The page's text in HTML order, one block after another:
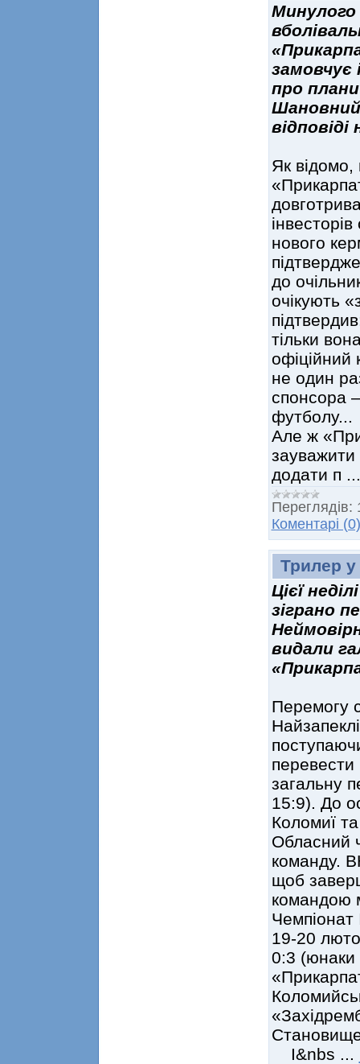
Минулого
замовчує
про плани
Шановний
Як відомо,
нового
до
очікують
тільки
не один
спонсора
футболу...
Але ж
додати п
Переглядів:
Коментарі (0)
Трилер у
Цієї
зіграно
видали
Перемогу
перевести
загальну
15:9). До
Коломиї
Обласний
команду.
щоб
командою
19-20
0:3
І&nbs ...